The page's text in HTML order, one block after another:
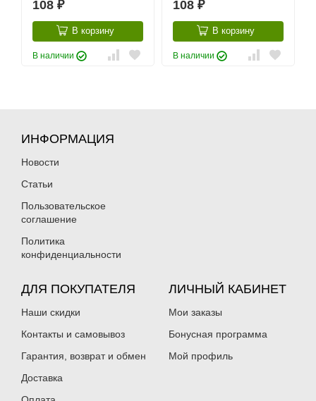
108 ₽
В корзину
В наличии
108 ₽
В корзину
В наличии
ИНФОРМАЦИЯ
Новости
Статьи
Пользовательское
соглашение
Политика
конфиденциальности
ДЛЯ ПОКУПАТЕЛЯ
Наши скидки
Контакты и самовывоз
Гарантия, возврат и обмен
Доставка
ЛИЧНЫЙ КАБИНЕТ
Мои заказы
Бонусная программа
Мой профиль